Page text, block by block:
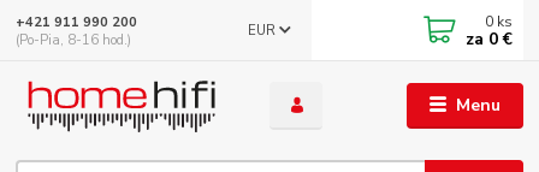
Menu
EUR
+421 911 990 200
(Po-Pia, 8-16 hod.)
0 ks
za 0 €